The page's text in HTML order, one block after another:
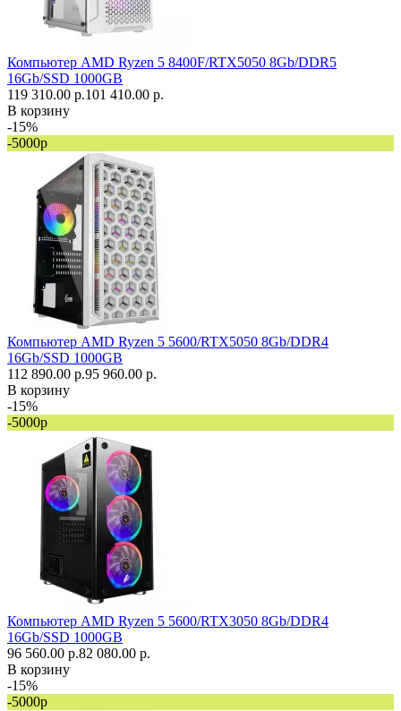
Компьютер AMD Ryzen 5 8400F/RTX5050 8Gb/DDR5
16Gb/SSD 1000GB
119 310.00 р.101 410.00 р.
В корзину
-15%
-5000р
Компьютер AMD Ryzen 5 5600/RTX5050 8Gb/DDR4
16Gb/SSD 1000GB
112 890.00 р.95 960.00 р.
В корзину
-15%
-5000р
Компьютер AMD Ryzen 5 5600/RTX3050 8Gb/DDR4
16Gb/SSD 1000GB
96 560.00 р.82 080.00 р.
В корзину
-15%
-5000р